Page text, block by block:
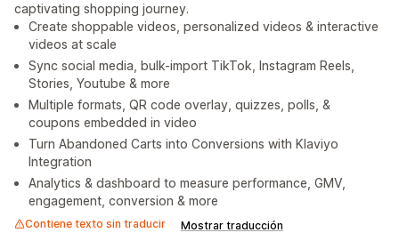
captivating shopping journey.
Create shoppable videos, personalized videos & interactive
videos at scale
Sync social media, bulk-import TikTok, Instagram Reels,
Stories, Youtube & more
Multiple formats, QR code overlay, quizzes, polls, &
coupons embedded in video
Turn Abandoned Carts into Conversions with Klaviyo
Integration
Analytics & dashboard to measure performance, GMV,
engagement, conversion & more
Contiene texto sin traducir Mostrar traducción